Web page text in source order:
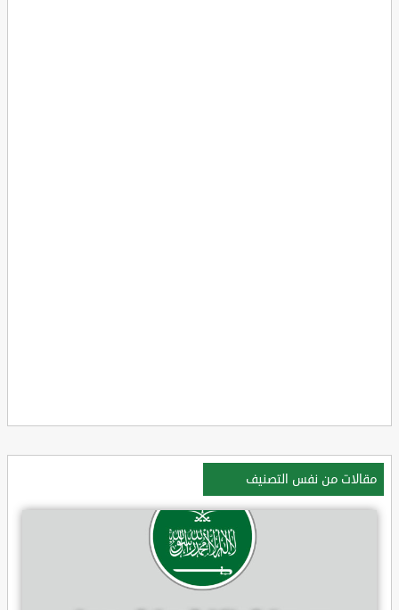
مقالات من نفس التصنيف